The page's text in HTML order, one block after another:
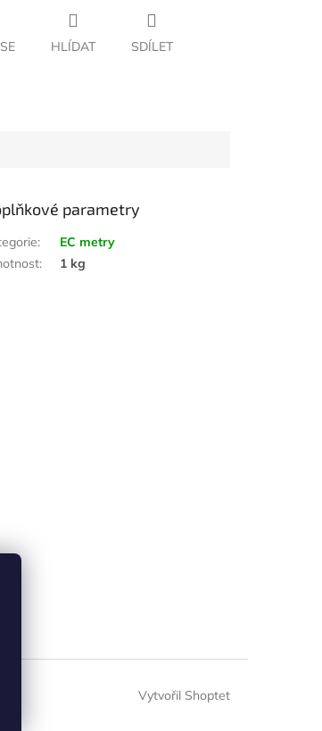
HLÍDAT SDÍLET
parametry
:
EC metry
: 1 kg
Vytvořil Shoptet